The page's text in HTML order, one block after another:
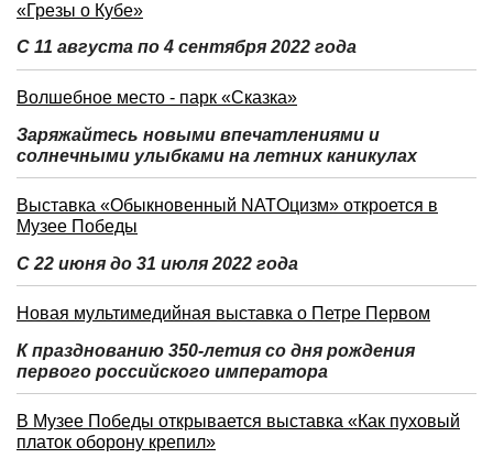
«Грезы о Кубе»
С 11 августа по 4 сентября 2022 года
Волшебное место - парк «Сказка»
Заряжайтесь новыми впечатлениями и
солнечными улыбками на летних каникулах
Выставка «Обыкновенный NATOцизм» откроется в
Музее Победы
С 22 июня до 31 июля 2022 года
Новая мультимедийная выставка о Петре Первом
К празднованию 350-летия со дня рождения
первого российского императора
В Музее Победы открывается выставка «Как пуховый
платок оборону крепил»